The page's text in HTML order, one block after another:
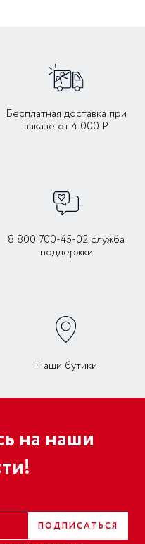
Бесплатная доставка при
заказе от 4 000 Р
8 800 700-45-02 служба
поддержки
Наши бутики
на наши
ПОДПИСАТЬСЯ